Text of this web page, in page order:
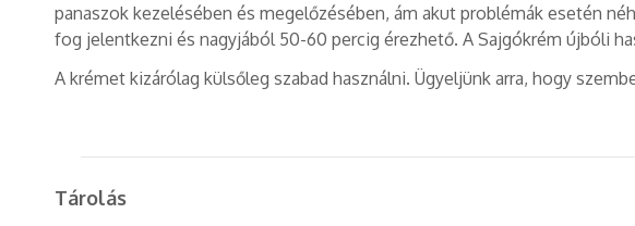
panaszok kezelésében és megelőzésében, ám akut problémák esetén
fog jelentkezni és nagyjából 50-60 percig érezhető. A Sajgókrém újbóli
A krémet kizárólag külsőleg szabad használni. Ügyeljünk arra, hogy
Tárolás